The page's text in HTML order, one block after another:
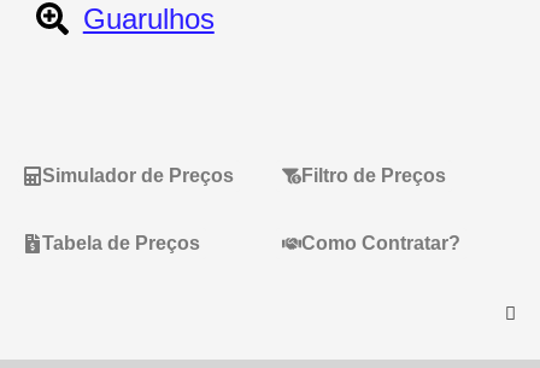
Guarulhos
Simulador de Preços Filtro de Preços
Tabela de Preços Como Contratar?